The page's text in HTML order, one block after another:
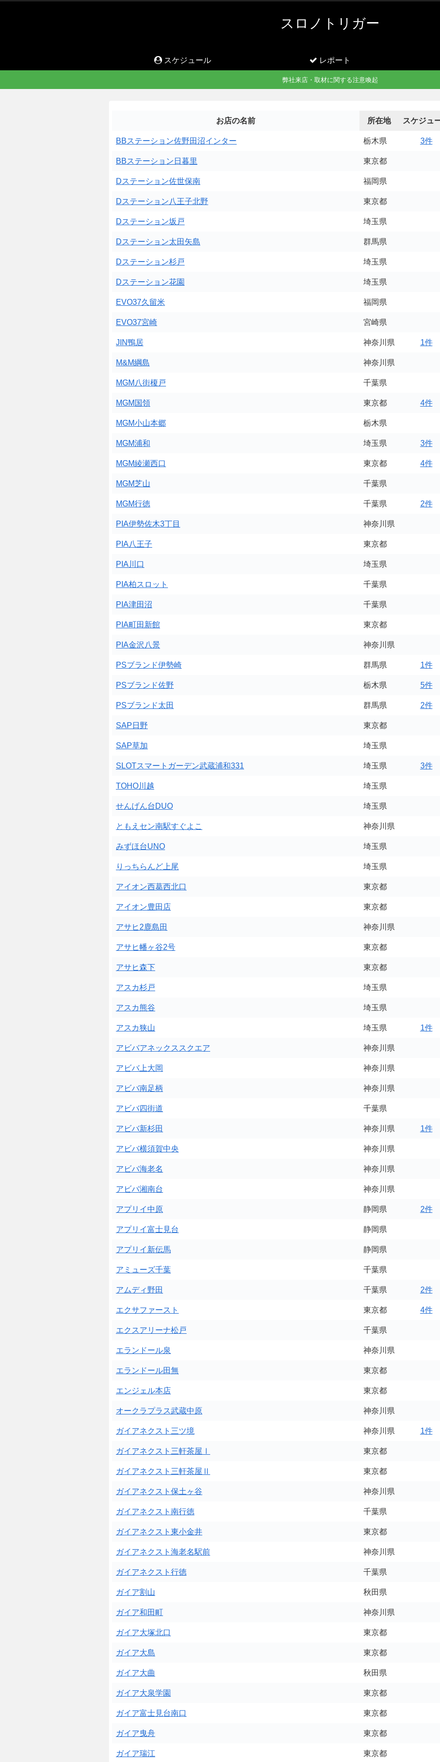
スロノトリガー
スケジュール レポート
弊社来店・取材に関する注意喚起
お店の名前 所在地 スケジュ
BBステーション佐野田沼インター 栃木県 3件
BBステーション日暮里 東京都
Dステーション佐世保南 福岡県
Dステーション八王子北野 東京都
Dステーション坂戸 埼玉県
Dステーション太田矢島 群馬県
Dステーション杉戸 埼玉県
Dステーション花園 埼玉県
EVO37久留米 福岡県
EVO37宮崎 宮崎県
JIN鴨居 神奈川県 1件
M&M綱島 神奈川県
MGM八街榎戸 千葉県
MGM国領 東京都 4件
MGM小山本郷 栃木県
MGM浦和 埼玉県 3件
MGM綾瀬西口 東京都 4件
MGM芝山 千葉県
MGM行徳 千葉県 2件
PIA伊勢佐木3丁目 神奈川県
PIA八王子 東京都
PIA川口 埼玉県
PIA柏スロット 千葉県
PIA津田沼 千葉県
PIA町田新館 東京都
PIA金沢八景 神奈川県
PSブランド伊勢崎 群馬県 1件
PSブランド佐野 栃木県 5件
PSブランド太田 群馬県 2件
SAP日野 東京都
SAP草加 埼玉県
SLOTスマートガーデン武蔵浦和331 埼玉県 3件
TOHO川越 埼玉県
せんげん台DUO 埼玉県
ともえセン南駅すぐよこ 神奈川県
みずほ台UNO 埼玉県
りっちらんど上尾 埼玉県
アイオン西葛西北口 東京都
アイオン豊田店 東京都
アサヒ2鹿島田 神奈川県
アサヒ幡ヶ谷2号 東京都
アサヒ森下 東京都
アスカ杉戸 埼玉県
アスカ熊谷 埼玉県
アスカ狭山 埼玉県 1件
アビバアネックススクエア 神奈川県
アビバ上大岡 神奈川県
アビバ南足柄 神奈川県
アビバ四街道 千葉県
アビバ新杉田 神奈川県 1件
アビバ横須賀中央 神奈川県
アビバ海老名 神奈川県
アビバ湘南台 神奈川県
アプリイ中原 静岡県 2件
アプリイ富士見台 静岡県
アプリイ新伝馬 静岡県
アミューズ千葉 千葉県
アムディ野田 千葉県 2件
エクサファースト 東京都 4件
エクスアリーナ松戸 千葉県
エランドール泉 神奈川県
エランドール田無 東京都
エンジェル本店 東京都
オークラプラス武蔵中原 神奈川県
ガイアネクスト三ツ境 神奈川県 1件
ガイアネクスト三軒茶屋Ⅰ 東京都
ガイアネクスト三軒茶屋Ⅱ 東京都
ガイアネクスト保土ヶ谷 神奈川県
ガイアネクスト南行徳 千葉県
ガイアネクスト東小金井 東京都
ガイアネクスト海老名駅前 神奈川県
ガイアネクスト行徳 千葉県
ガイア割山 秋田県
ガイア和田町 神奈川県
ガイア大塚北口 東京都
ガイア大島 東京都
ガイア大曲 秋田県
ガイア大泉学園 東京都
ガイア富士見台南口 東京都
ガイア曳舟 東京都
ガイア瑞江 東京都